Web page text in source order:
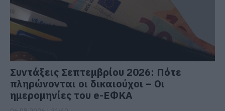
Συντάξεις Σεπτεμβρίου 2026: Πότε
πληρώνονται οι δικαιούχοι – Οι
ημερομηνίες του e-ΕΦΚΑ